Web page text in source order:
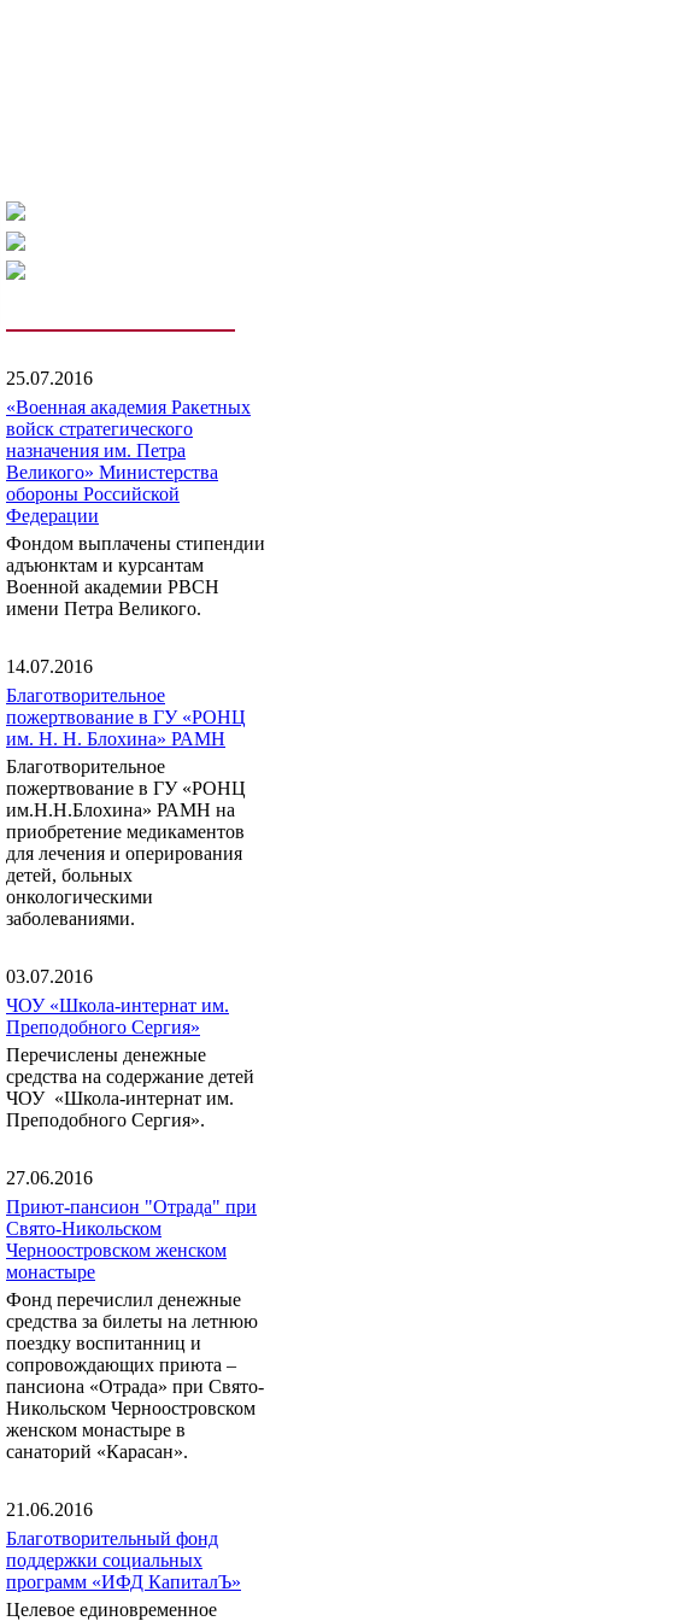
25.07.2016
«Военная академия Ракетных
войск стратегического
назначения им. Петра
Великого» Министерства
обороны Российской
Федерации
Фондом выплачены стипендии
адъюнктам и курсантам
Военной академии РВСН
имени Петра Великого.
14.07.2016
Благотворительное
пожертвование в ГУ «РОНЦ
им. Н. Н. Блохина» РАМН
Благотворительное
пожертвование в ГУ «РОНЦ
им.Н.Н.Блохина» РАМН на
приобретение медикаментов
для лечения и оперирования
детей, больных
онкологическими
заболеваниями.
03.07.2016
ЧОУ «Школа-интернат им.
Преподобного Сергия»
Перечислены денежные
средства на содержание детей
ЧОУ «Школа-интернат им.
Преподобного Сергия».
27.06.2016
Приют-пансион "Отрада" при
Свято-Никольском
Черноостровском женском
монастыре
Фонд перечислил денежные
средства за билеты на летнюю
поездку воспитанниц и
сопровождающих приюта –
пансиона «Отрада» при Свято-
Никольском Черноостровском
женском монастыре в
санаторий «Карасан».
21.06.2016
Благотворительный фонд
поддержки социальных
программ «ИФД КапиталЪ»
Целевое единовременное